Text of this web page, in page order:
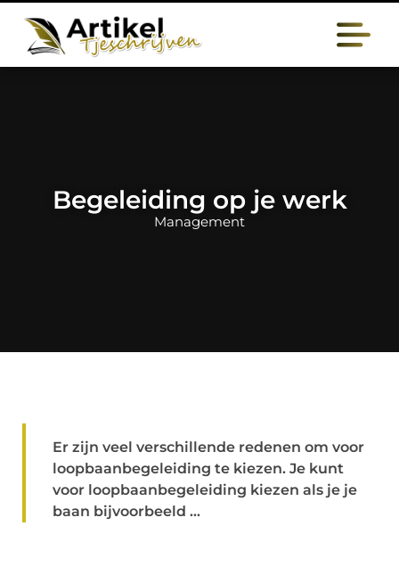
Begeleiding op je werk
Management
Er zijn veel verschillende redenen om voor
loopbaanbegeleiding te kiezen. Je kunt
voor loopbaanbegeleiding kiezen als je je
baan bijvoorbeeld ...